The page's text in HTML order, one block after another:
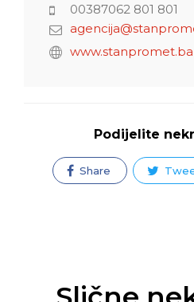
00387062 801 801
www.stanpromet.ba
Podijelite
Share